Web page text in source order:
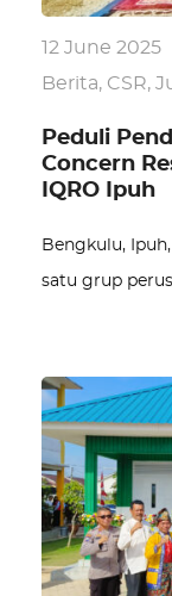
12 June 2025
Berita, CSR,
Peduli
Concern
IQRO Ipuh
Bengkulu,
satu grup